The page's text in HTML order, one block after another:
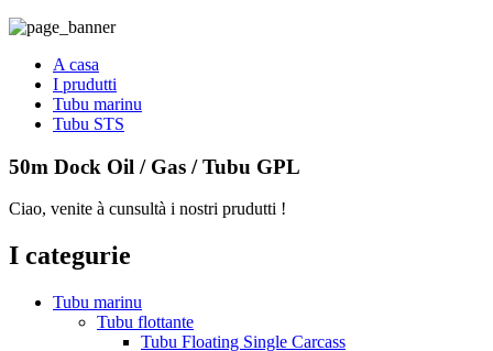
A casa
I prudutti
Tubu marinu
Tubu STS
50m Dock Oil / Gas / Tubu GPL
Ciao, venite à cunsultà i nostri prudutti !
I categurie
Tubu marinu
Tubu flottante
Tubu Floating Single Carcass